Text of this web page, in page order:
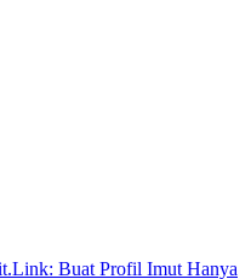
Buat Profil Imut Hanya